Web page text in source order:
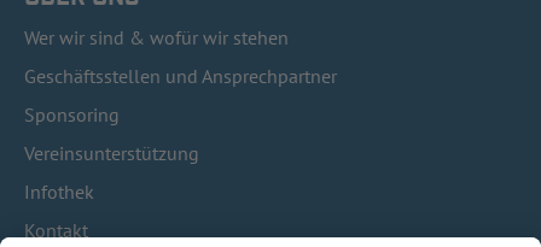
Wer wir sind & wofür wir stehen
Geschäftsstellen und Ansprechpartner
Sponsoring
Vereinsunterstützung
Infothek
Kontakt